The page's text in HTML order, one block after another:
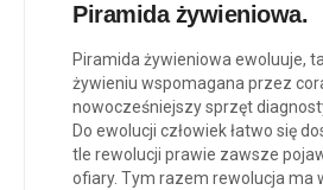
Piramida żywieniowa.
Piramida żywieniowa ewoluuje,
żywieniu wspomagana przez
nowocześniejszy sprzęt
Do ewolucji człowiek łatwo się
tle rewolucji prawie zawsze
ofiary. Tym razem rewolucja ma